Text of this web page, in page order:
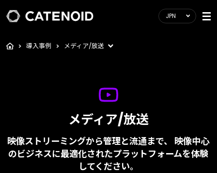
JPN
導入事例 メディア/放送
メディア/放送
映像ストリーミングから管理と流通まで、 映像中心
のビジネスに最適化されたプラットフォームを体験
してください。